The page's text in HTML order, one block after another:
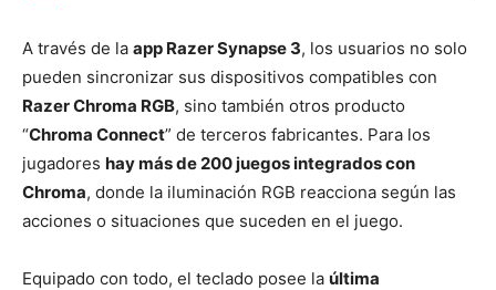
A través de la app Razer Synapse 3, los usuarios no solo
pueden sincronizar sus dispositivos compatibles con
Razer Chroma RGB, sino también otros producto
“Chroma Connect” de terceros fabricantes. Para los
jugadores hay más de 200 juegos integrados con
Chroma, donde la iluminación RGB reacciona según las
acciones o situaciones que suceden en el juego.
Equipado con todo, el teclado posee la última